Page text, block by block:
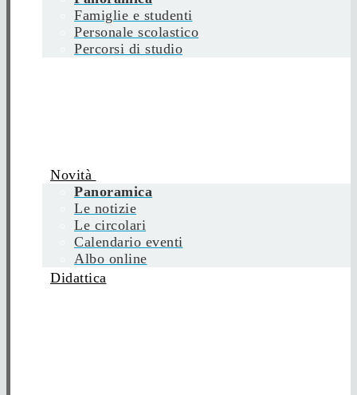
Famiglie e studenti
Personale scolastico
Percorsi di studio
Novità
Panoramica
Le notizie
Le circolari
Calendario eventi
Albo online
Didattica